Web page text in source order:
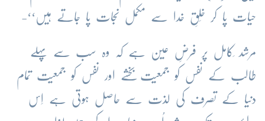
حیات پا کر خَلقِ خدا سے مکمل نجات پا جاتے ہیں‘‘-
مرشد ِکامل پر فرضِ عین ہے کہ وہ سب سے پہلے
طالب کے نفس کو جمعیت بخشے اور نفس کو جمعیت تمام
دنیا کے تصرف کی لذت سے حاصل ہوتی ہے اِس